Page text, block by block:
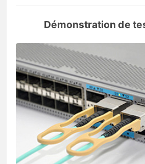
Démonstration de